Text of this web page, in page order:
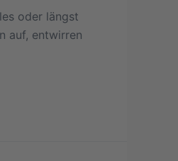
oder längst
auf, entwirren